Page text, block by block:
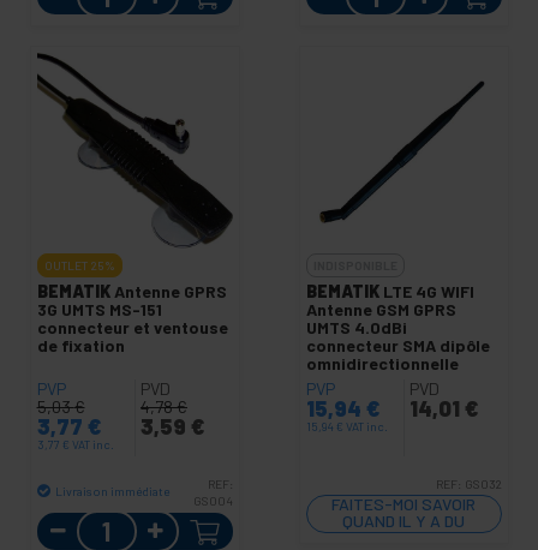
OUTLET 25%
BEMATIK Antenne GPRS
3G UMTS MS-151
connecteur et ventouse
de fixation
PVP
5,03€
3,77 €
3,77 € VAT inc.
PVD
4,78€
3,59 €
Livraison immédiate
REF:
GS004
Quantité
BEMATIK LTE 4G WIFI
Antenne GSM GPRS
UMTS 4.0dBi
connecteur SMA dipôle
omnidirectionnelle
PVP
15,94 €
15,94 € VAT inc.
PVD
14,01 €
REF: GS032
FAITES-MOI SAVOIR
QUAND IL Y A DU
STOCK